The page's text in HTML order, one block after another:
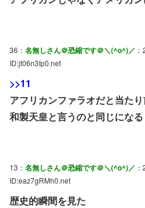
36： 名無しさん＠恐縮です＠＼(^o^)／
ID:jt06n3Ip0.net
>>11
アフリカンファラオだと当た
和製天皇と言うのと同じになる
13： 名無しさん＠恐縮です＠＼(^o^)／
ID:eaz7gRMh0.net
歴史的瞬間を見た